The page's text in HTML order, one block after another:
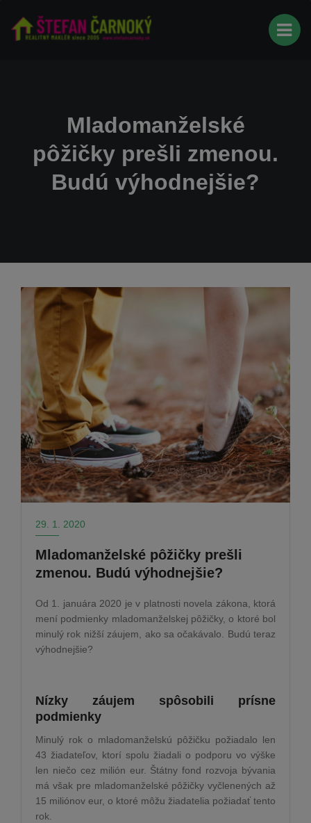
Mladomanželské
pôžičky prešli zmenou.
Budú výhodnejšie?
29. 1. 2020
Mladomanželské pôžičky prešli
zmenou. Budú výhodnejšie?
Od 1. januára 2020 je v platnosti novela zákona, ktorá
mení podmienky mladomanželskej pôžičky, o ktoré bol
minulý rok nižší záujem, ako sa očakávalo. Budú teraz
výhodnejšie?
Nízky záujem spôsobili prísne
podmienky
Minulý rok o mladomanželskú pôžičku požiadalo len
43 žiadateľov, ktorí spolu žiadali o podporu vo výške
len niečo cez milión eur. Štátny fond rozvoja bývania
má však pre mladomanželské pôžičky vyčlenených až
15 miliónov eur, o ktoré môžu žiadatelia požiadať tento
rok.